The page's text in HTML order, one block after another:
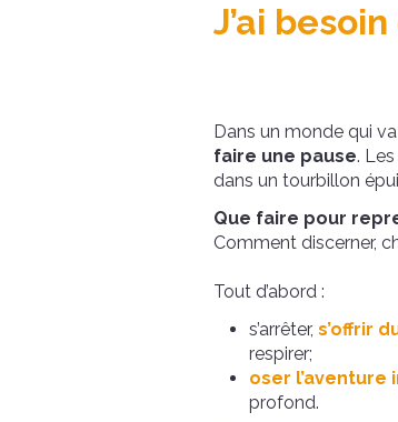
J’ai
Dans un monde qui
faire une pause.
dans un tourbillon
Que faire pour
Comment discerner,
Tout d’abord :
s’arrêter, s’offrir
respirer;
oser l’aventure
profond.